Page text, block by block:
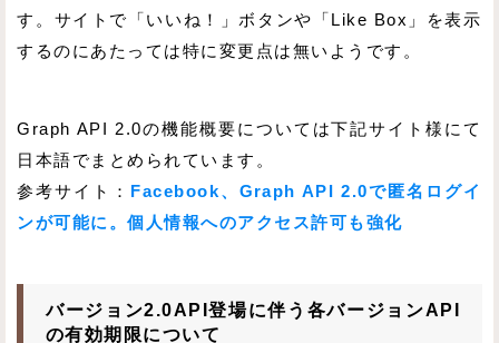
す。サイトで「いいね！」ボタンや「Like Box」を表示
するのにあたっては特に変更点は無いようです。
Graph API 2.0の機能概要については下記サイト様にて
日本語でまとめられています。
参考サイト：
Facebook、Graph API 2.0で匿名ログイ
ンが可能に。個人情報へのアクセス許可も強化
バージョン2.0API登場に伴う各バージョンAPI
の有効期限について